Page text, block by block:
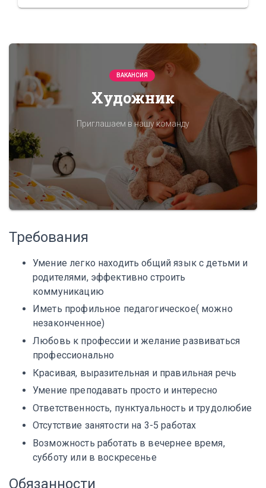
ВАКАНСИЯ
Художник
Приглашаем в нашу команду
Требования
Умение легко находить общий язык с детьми и
родителями, эффективно строить
коммуникацию
Иметь профильное педагогическое( можно
незаконченное)
Любовь к профессии и желание развиваться
профессионально
Красивая, выразительная и правильная речь
Умение преподавать просто и интересно
Ответственность, пунктуальность и трудолюбие
Отсутствие занятости на 3-5 работах
Возможность работать в вечернее время,
субботу или в воскресенье
Обязанности